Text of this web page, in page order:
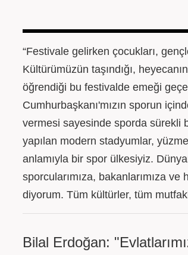
“Festivale gelirken çocukları,
Kültürümüzün taşındığı,
öğrendiği bu festivalde emeği
Cumhurbaşkanı'mızın sporun
vermesi sayesinde sporda sürekli
yapılan modern stadyumlar,
anlamıyla bir spor ülkesiyiz.
sporcularımıza, bakanlarımıza
diyorum. Tüm kültürler, tüm
Bilal Erdoğan: